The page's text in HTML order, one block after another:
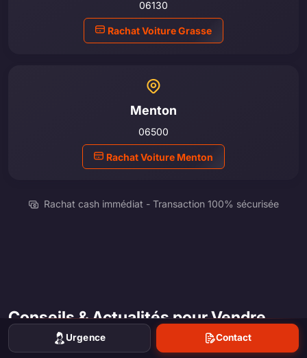
06130
Rachat Voiture Grasse
Menton
06500
Rachat Voiture Menton
Rachat cash immédiat - Transaction 100% sécurisée
Conseils & Actualités pour Vendre
Votre Véhicule à Nice
Urgence Contact